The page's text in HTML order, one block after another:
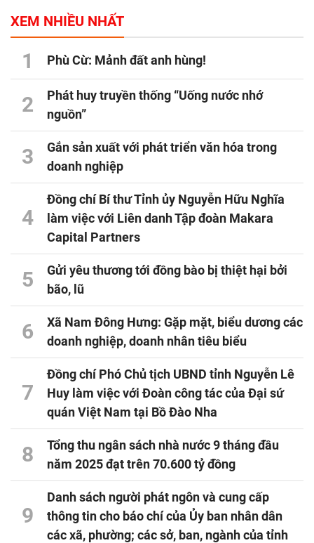
XEM NHIỀU NHẤT
1 Phù Cừ: Mảnh đất anh hùng!
2
Phát huy truyền thống “Uống nước nhớ
nguồn”
3
Gắn sản xuất với phát triển văn hóa trong
doanh nghiệp
4
Đồng chí Bí thư Tỉnh ủy Nguyễn Hữu Nghĩa
làm việc với Liên danh Tập đoàn Makara
Capital Partners
5
Gửi yêu thương tới đồng bào bị thiệt hại bởi
bão, lũ
6
Xã Nam Đông Hưng: Gặp mặt, biểu dương các
doanh nghiệp, doanh nhân tiêu biểu
7
Đồng chí Phó Chủ tịch UBND tỉnh Nguyễn Lê
Huy làm việc với Đoàn công tác của Đại sứ
quán Việt Nam tại Bồ Đào Nha
8
Tổng thu ngân sách nhà nước 9 tháng đầu
năm 2025 đạt trên 70.600 tỷ đồng
9
Danh sách người phát ngôn và cung cấp
thông tin cho báo chí của Ủy ban nhân dân
các xã, phường; các sở, ban, ngành của tỉnh